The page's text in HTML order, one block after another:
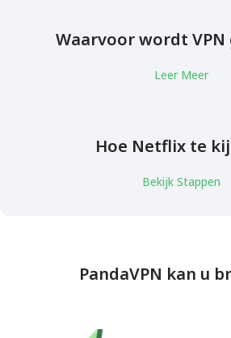
Waarvoor wordt
Leer Meer
Hoe Netflix te
Bekijk Stappen
PandaVPN kan u